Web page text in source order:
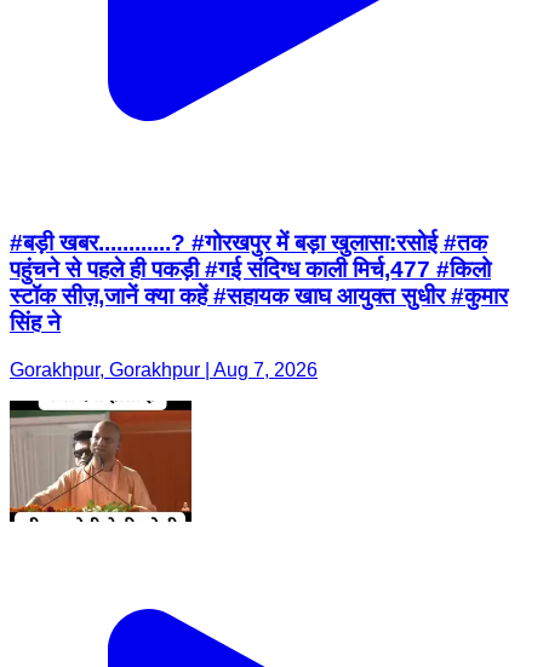
#बड़ी खबर............? #गोरखपुर में बड़ा खुलासा:रसोई #तक
पहुंचने से पहले ही पकड़ी #गई संदिग्ध काली मिर्च,477 #किलो
स्टॉक सीज़,जानें क्या कहें #सहायक खाघ आयुक्त सुधीर #कुमार
सिंह ने
Gorakhpur, Gorakhpur | Aug 7, 2026